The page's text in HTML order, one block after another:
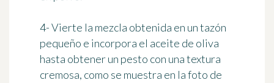
4- Vierte la mezcla obtenida en un tazón
pequeño e incorpora el aceite de oliva
hasta obtener un pesto con una textura
cremosa, como se muestra en la foto de